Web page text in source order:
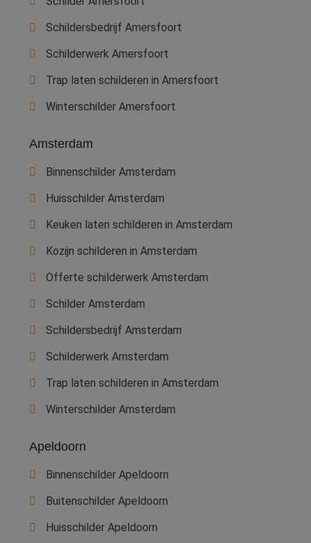
Schildersbedrijf Amersfoort
Schilderwerk Amersfoort
Trap laten schilderen in Amersfoort
Winterschilder Amersfoort
Amsterdam
Binnenschilder Amsterdam
Huisschilder Amsterdam
Keuken laten schilderen in Amsterdam
Kozijn schilderen in Amsterdam
Offerte schilderwerk Amsterdam
Schilder Amsterdam
Schildersbedrijf Amsterdam
Schilderwerk Amsterdam
Trap laten schilderen in Amsterdam
Winterschilder Amsterdam
Apeldoorn
Binnenschilder Apeldoorn
Buitenschilder Apeldoorn
Huisschilder Apeldoorn